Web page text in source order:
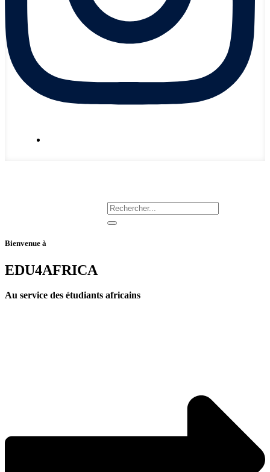
Bienvenue à
EDU4AFRICA
Au service des étudiants africains